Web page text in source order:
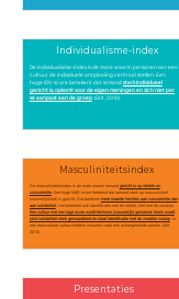
Individualisme-index
De individualisme-index is de mate waarin personen van een
cultuur de individuele ontplooiing centraal stellen. Een
hoge IDV-score betekent dat iemandsterk individueel
gericht is, opkomt voor de eigen meningen en zich niet per
se aanpast aan de groep. (Grit, 2010)
Masculiniteitsindex
De masculiniteitsindex is de mate waarin iemand gericht is op sterkte en
concurrentie. Een hoge MAS-score betekent dat iemand sterk op masculiniteit
(mannelijkheid) is gericht. Dat betekent meer waarde hechten aan concurrentie dan
aan solidariteit. Het betekent ook identificatie met de sterke, niet met de zwakke.
Een cultuur met een lage score wordt feminien (vrouwelijk) genoemd: hierin wordt
juist solidariteit sterk gewaardeerd en staat identificatie met de zwakke voorop. In
een masculiene cultuur hebben vrouwen vaak een achtergestelde positie. (Grit,
2010)
Presentaties